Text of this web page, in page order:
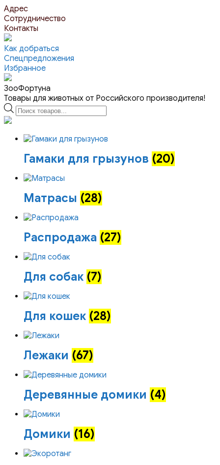
Перейти
к
контенту
Адрес
Сотрудничество
Контакты
Как добраться
Спецпредложения
Избранное
ЗооФортуна
Товары для животных от Российского производителя!
Поиск
товаров
Гамаки для грызунов (20)
Матрасы (28)
Распродажа (27)
Для собак (7)
Для кошек (28)
Лежаки (67)
Деревянные домики (4)
Домики (16)